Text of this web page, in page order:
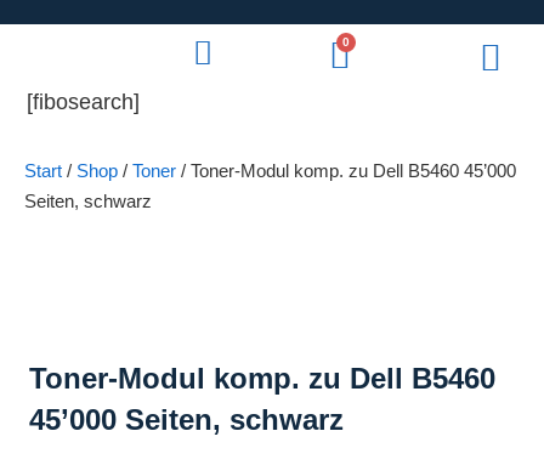
0
[fibosearch]
Start / Shop / Toner / Toner-Modul komp. zu Dell B5460 45’000
Seiten, schwarz
Toner-Modul komp. zu Dell B5460
45’000 Seiten, schwarz